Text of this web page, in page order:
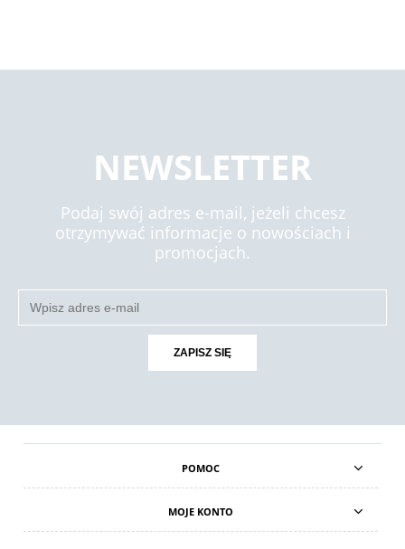
NEWSLETTER
Podaj swój adres e-mail, jeżeli chcesz
otrzymywać informacje o nowościach i
promocjach.
ZAPISZ SIĘ
POMOC
MOJE KONTO